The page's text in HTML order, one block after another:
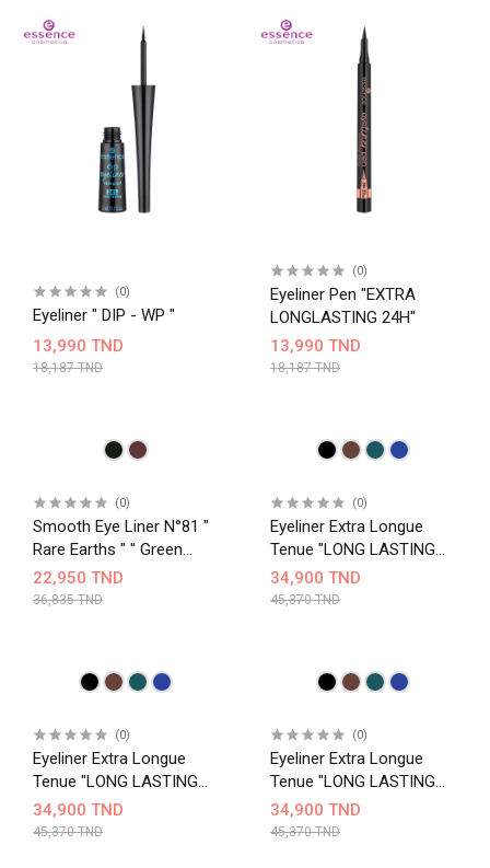
(0)
Eyeliner " DIP - WP "
13,990 TND
18,187 TND
(0)
Eyeliner Pen "EXTRA
LONGLASTING 24H"
13,990 TND
18,187 TND
(0)
Smooth Eye Liner N°81 "
Rare Earths " " Green
Vegan"
22,950 TND
36,835 TND
(0)
Eyeliner Extra Longue
Tenue "LONG LASTING
LIQUID LINER INTENSE"
N°12
34,900 TND
45,370 TND
(0)
Eyeliner Extra Longue
Tenue "LONG LASTING
LIQUID LINER INTENSE"
N°08
34,900 TND
45,370 TND
(0)
Eyeliner Extra Longue
Tenue "LONG LASTING
LIQUID LINER INTENSE"
N°04
34,900 TND
45,370 TND